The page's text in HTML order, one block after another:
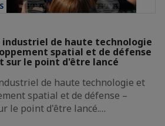
industriel de haute technologie
spatial et de défense
sur le point d'être lancé
de haute technologie et
spatial et de défense –
le point d'être lancé.…